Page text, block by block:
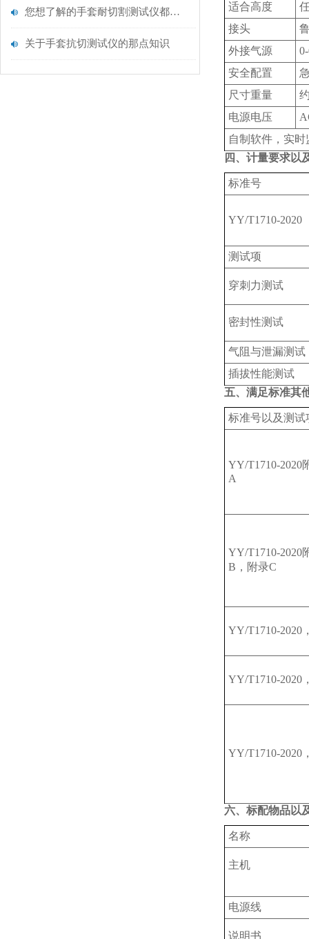
您想了解的手套耐切割测试仪都在这里了
关于手套抗切测试仪的那点知识
适合高度
接头
外接气源
安全配置
尺寸重量
电源电压
自制软件，实
四、计量要求以
标准号
YY/T1710-2020
测试项
‌穿刺力测试
‌密封性测试
‌气阻与泄漏测试
‌插拔性能测试
五、满足标准其
标准号以及测试
YY/T1710-2020
A
YY/T1710-2020
B，附录C
YY/T1710-2020
YY/T1710-2020
YY/T1710-2020
六、标配物品以
名称
主机
电源线
说明书